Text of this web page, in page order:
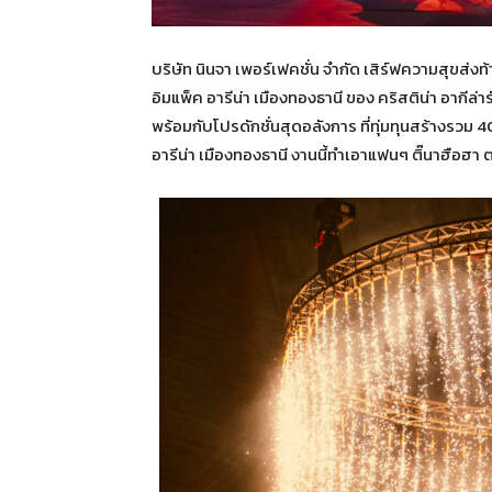
บริษัท นินจา เพอร์เฟคชั่น จำกัด เสิร์ฟความสุขส่งท้
อิมแพ็ค อารีน่า เมืองทองธานี ของ คริสติน่า อากี
พร้อมกับโปรดักชั่นสุดอลังการ ที่ทุ่มทุนสร้างรวม
อารีน่า เมืองทองธานี งานนี้ทำเอาแฟนๆ ติ๊นาฮือฮ